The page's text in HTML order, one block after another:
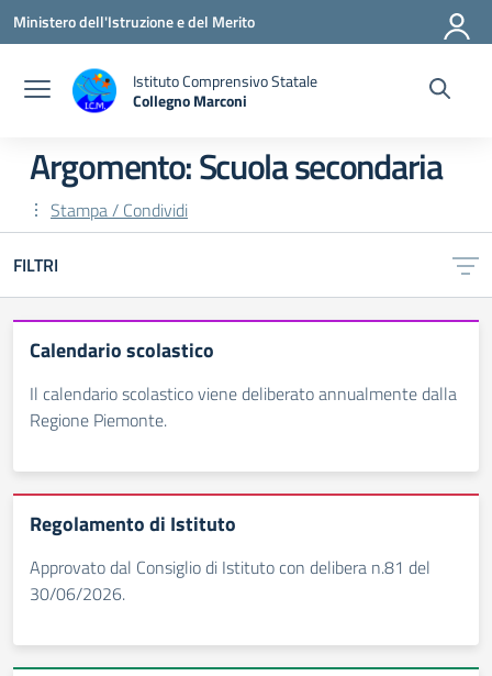
Vai ai contenuti
Vai al menu di navigazione
Vai al footer
Ministero dell'Istruzione e del Merito
Istituto Comprensivo Statale
Collegno Marconi
Argomento: Scuola secondaria
Stampa / Condividi
FILTRI
Calendario scolastico
Il calendario scolastico viene deliberato annualmente dalla
Regione Piemonte.
Regolamento di Istituto
Approvato dal Consiglio di Istituto con delibera n.81 del
30/06/2026.